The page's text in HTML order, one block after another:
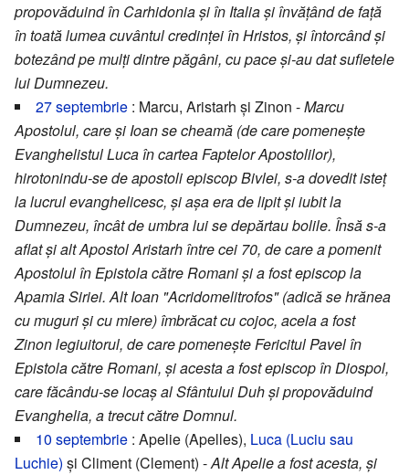
propovăduind în Carhidonia și în Italia și învățând de față
în toată lumea cuvântul credinței în Hristos, și întorcând și
botezând pe mulți dintre păgâni, cu pace și-au dat sufletele
lui Dumnezeu.
27 septembrie : Marcu, Aristarh și Zinon -Marcu
Apostolul, care și Ioan se cheamă (de care pomenește
Evanghelistul Luca în cartea Faptelor Apostolilor),
hirotonindu-se de apostoli episcop Bivlei, s-a dovedit isteț
la lucrul evanghelicesc, și așa era de lipit și iubit la
Dumnezeu, încât de umbra lui se depărtau bolile. Însă s-a
aflat și alt Apostol Aristarh între cei 70, de care a pomenit
Apostolul în Epistola către Romani și a fost episcop la
Apamia Siriei. Alt Ioan "Acridomelitrofos" (adică se hrănea
cu muguri și cu miere) îmbrăcat cu cojoc, acela a fost
Zinon legiuitorul, de care pomenește Fericitul Pavel în
Epistola către Romani, și acesta a fost episcop în Diospol,
care făcându-se locaș al Sfântului Duh și propovăduind
Evanghelia, a trecut către Domnul.
10 septembrie : Apelie (Apelles), Luca (Luciu sau
Luchie) și Climent (Clement) -Alt Apelie a fost acesta, și